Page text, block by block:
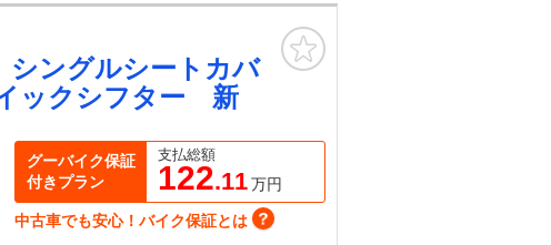
ングルシートカバ
ックシフター 新
グーバイク保証
付きプラン
支払総額
122.11万円
中古車でも安心！バイク保証とは